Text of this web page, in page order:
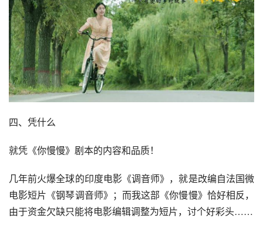
四、凭什么
就凭《你慢慢》剧本的内容和品质！
几年前火爆全球的印度电影《调音师》，就是改编自法国微
电影短片《钢琴调音师》；而我这部《你慢慢》恰好相反，
由于资金欠缺只能将电影编辑调整为短片，讨个好彩头……